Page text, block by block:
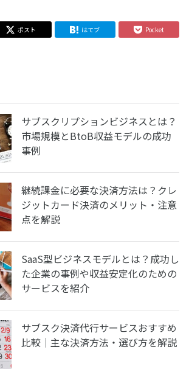
ポスト はてブ Pocket
サブスクリプションビジネスとは？
市場規模とBtoB収益モデルの成功
事例
継続課金に必要な決済方法は？クレ
ジットカード決済のメリット・注意
点を解説
SaaS型ビジネスモデルとは？成功し
た企業の事例や収益安定化のための
サービスを紹介
サブスク決済代行サービスおすすめ
比較｜主な決済方法・選び方を解説